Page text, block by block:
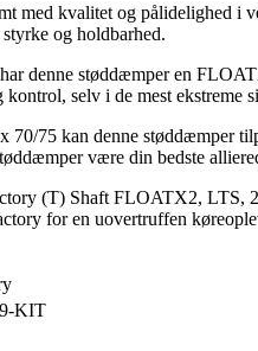
med kvalitet og pålidelighed i
og holdbarhed.
denne støddæmper en
selv i de mest ekstreme
70/75 kan denne støddæmper
være din bedste
(T) Shaft FLOATX2, LTS,
for en uovertruffen
KIT